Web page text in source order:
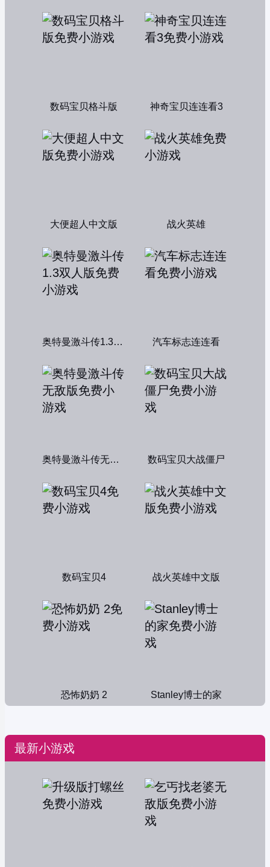
数码宝贝格斗版 神奇宝贝连连看3
大便超人中文版 战火英雄
奥特曼激斗传1.3双人版 汽车标志连连看
奥特曼激斗传无敌版 数码宝贝大战僵尸
数码宝贝4 战火英雄中文版
恐怖奶奶 2 Stanley博士的家
最新小游戏